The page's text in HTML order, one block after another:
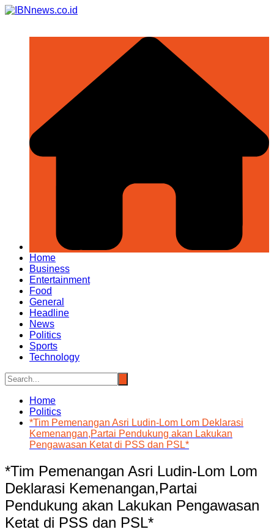
Skip
Home
Business
Entertainment
Food
General
Headline
News
Politics
Sports
Technology
Home
Politics
*Tim Pemenangan Asri Ludin-Lom Lom Deklarasi
Kemenangan,Partai Pendukung akan Lakukan
Pengawasan Ketat di PSS dan PSL*
*Tim Pemenangan Asri Ludin-Lom Lom
Deklarasi Kemenangan,Partai
Pendukung akan Lakukan Pengawasan
Ketat di PSS dan PSL*